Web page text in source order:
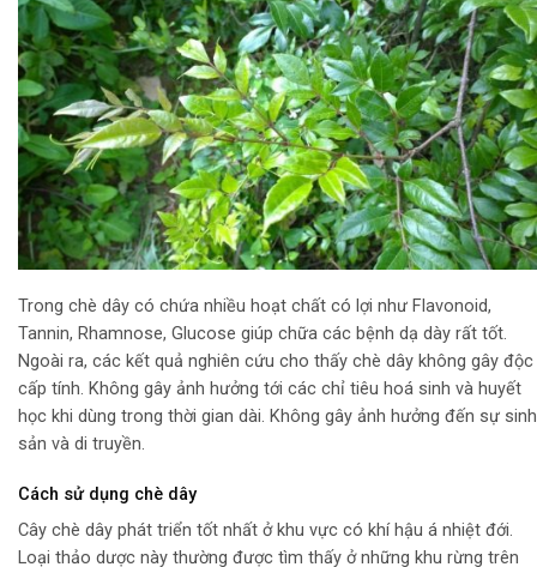
Trong chè dây có chứa nhiều hoạt chất có lợi như Flavonoid,
Tannin, Rhamnose, Glucose giúp chữa các bệnh dạ dày rất tốt.
Ngoài ra, các kết quả nghiên cứu cho thấy chè dây không gây độc
cấp tính. Không gây ảnh hưởng tới các chỉ tiêu hoá sinh và huyết
học khi dùng trong thời gian dài. Không gây ảnh hưởng đến sự sinh
sản và di truyền.
Cách sử dụng chè dây
Cây chè dây phát triển tốt nhất ở khu vực có khí hậu á nhiệt đới.
Loại thảo dược này thường được tìm thấy ở những khu rừng trên